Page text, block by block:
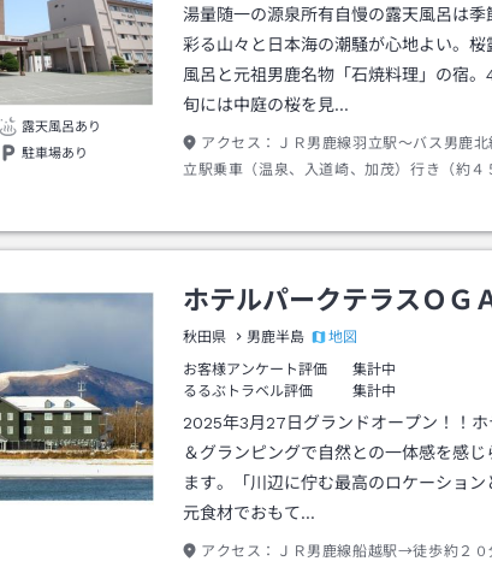
露天風呂あり
駐車場あり
湯量随一の源泉所有自慢の露天風呂は季
彩る山々と日本海の潮騒が心地よい。桜
風呂と元祖男鹿名物「石焼料理」の宿。
旬には中庭の桜を見…
アクセス：
ＪＲ男鹿線羽立駅～バス男鹿北
立駅乗車（温泉、入道崎、加茂）行き（約４
ホテルパークテラスＯＧ
秋田県 男鹿半島
地図
お客様アンケート評価
集計中
るるぶトラベル評価
集計中
2025年3月27日グランドオープン！！ホ
＆グランピングで自然との一体感を感じ
ます。「川辺に佇む最高のロケーション
元食材でおもて…
アクセス： ＪＲ男鹿線船越駅→徒歩約２０